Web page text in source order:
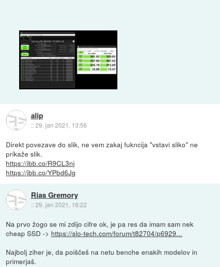
alip
::29. jan 2021, 13:56
Direkt povezave do slik, ne vem zakaj fukncija "vstavi sliko" ne
prikaže slik.
https://ibb.co/R9CL3nj
https://ibb.co/YPbd6Jg
Rias Gremory
::29. jan 2021, 16:22
Na prvo žogo se mi zdijo cifre ok, je pa res da imam sam nek
cheap SSD -> https://slo-tech.com/forum/t82704/p6929...
Najbolj ziher je, da poiščeš na netu benche enakih modelov in
primerjaš.